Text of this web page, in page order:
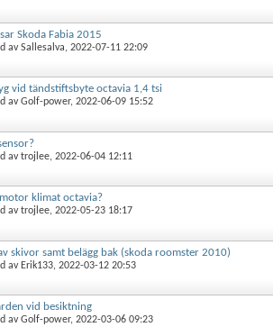
Skoda Fabia 2015
avSallesalva, 2022-07-11 22:09
vid tändstiftsbyte octavia 1,4 tsi
avGolf-power, 2022-06-09 15:52
avtrojlee, 2022-06-04 12:11
klimat octavia?
avtrojlee, 2022-05-23 18:17
skivor samt belägg bak (skoda roomster 2010)
av Erik133, 2022-03-12 20:53
vid besiktning
avGolf-power, 2022-03-06 09:23